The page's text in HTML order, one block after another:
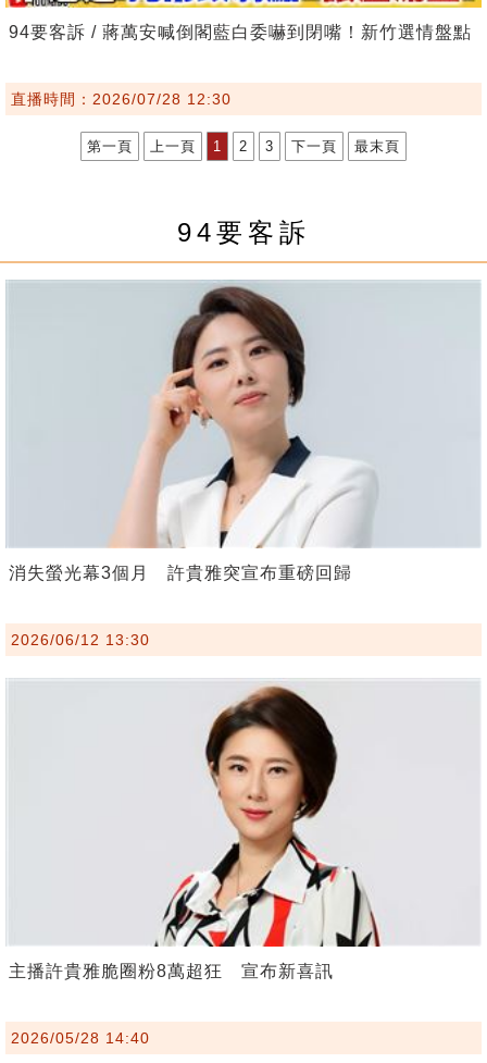
94要客訴 / 蔣萬安喊倒閣藍白委嚇到閉嘴！新竹選情盤點
直播時間：2026/07/28 12:30
第一頁 上一頁 1 2 3 下一頁 最末頁
94要客訴
消失螢光幕3個月 許貴雅突宣布重磅回歸
2026/06/12 13:30
主播許貴雅脆圈粉8萬超狂 宣布新喜訊
2026/05/28 14:40